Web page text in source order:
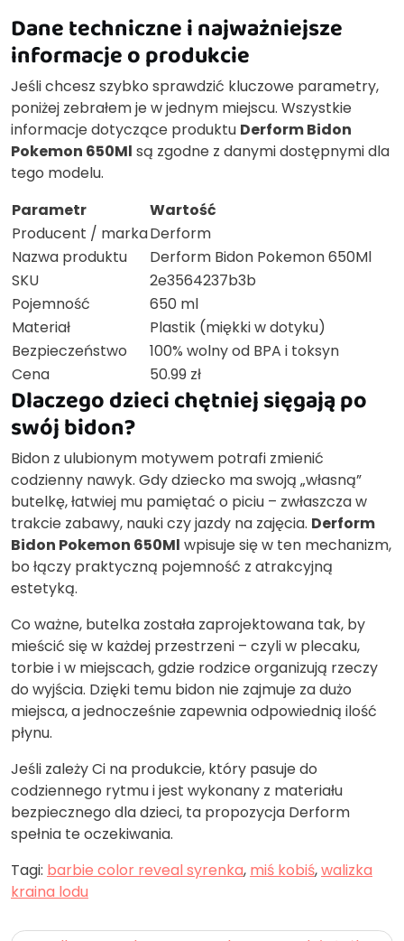
Dane techniczne i najważniejsze
informacje o produkcie
Jeśli chcesz szybko sprawdzić kluczowe parametry,
poniżej zebrałem je w jednym miejscu. Wszystkie
informacje dotyczące produktu Derform Bidon
Pokemon 650Ml są zgodne z danymi dostępnymi dla
tego modelu.
Parametr
Wartość
Producent / markaDerform
Nazwa produktu
Derform Bidon Pokemon 650Ml
SKU
2e3564237b3b
Pojemność
650 ml
Materiał
Plastik (miękki w dotyku)
Bezpieczeństwo
100% wolny od BPA i toksyn
Cena
50.99 zł
Dlaczego dzieci chętniej sięgają po
swój bidon?
Bidon z ulubionym motywem potrafi zmienić
codzienny nawyk. Gdy dziecko ma swoją „własną”
butelkę, łatwiej mu pamiętać o piciu – zwłaszcza w
trakcie zabawy, nauki czy jazdy na zajęcia. Derform
Bidon Pokemon 650Ml wpisuje się w ten mechanizm,
bo łączy praktyczną pojemność z atrakcyjną
estetyką.
Co ważne, butelka została zaprojektowana tak, by
mieścić się w każdej przestrzeni – czyli w plecaku,
torbie i w miejscach, gdzie rodzice organizują rzeczy
do wyjścia. Dzięki temu bidon nie zajmuje za dużo
miejsca, a jednocześnie zapewnia odpowiednią ilość
płynu.
Jeśli zależy Ci na produkcie, który pasuje do
codziennego rytmu i jest wykonany z materiału
bezpiecznego dla dzieci, ta propozycja Derform
spełnia te oczekiwania.
Tagi: barbie color reveal syrenka, miś kobiś,walizka
kraina lodu